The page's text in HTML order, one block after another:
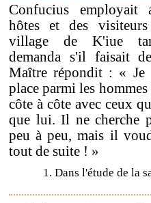
Confucius employait
hôtes et des
village de K'iue
demanda s'il faisait
Maître répondit : « Je
place parmi les
côte à côte avec ceux
que lui. Il ne cherche
peu à peu, mais il
tout de suite ! »
1. Dans l'étude de la